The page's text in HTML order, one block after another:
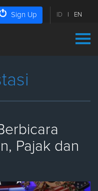
Sign Up ID EN
Pajak dan